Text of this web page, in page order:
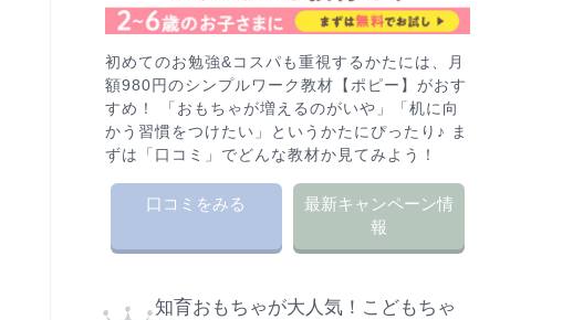
初めてのお勉強&コスパも重視するかたには、月
額980円のシンプルワーク教材【ポピー】がおす
すめ！ 「おもちゃが増えるのがいや」「机に向
かう習慣をつけたい」というかたにぴったり♪ ま
ずは「口コミ」でどんな教材か見てみよう！
口コミをみる
最新キャンペーン情
報
知育おもちゃが大人気！こどもちゃ